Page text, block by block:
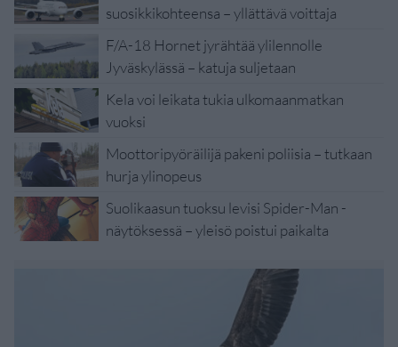
suosikkikohteensa – yllättävä voittaja
F/A-18 Hornet jyrähtää ylilennolle
Jyväskylässä – katuja suljetaan
Kela voi leikata tukia ulkomaanmatkan
vuoksi
Moottoripyöräilijä pakeni poliisia – tutkaan
hurja ylinopeus
Suolikaasun tuoksu levisi Spider-Man -
näytöksessä – yleisö poistui paikalta